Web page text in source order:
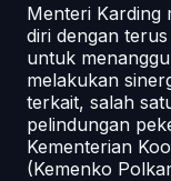
Menteri Karding
diri dengan
untuk
melakukan
terkait, salah
pelindungan
Kementerian
(Kemenko